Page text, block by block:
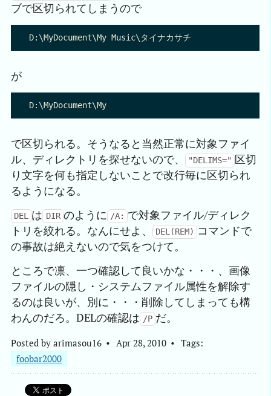
ブで区切られてしまうので
が
で区切られる。そうなると当然正常に対象ファイ
ル、ディレクトリを探せないので、
"DELIMS=" 区切
り文字を何も指定しないことで改行毎に区切られ
るようになる。
DEL は DIR のように /A: で対象ファイル/ディレク
トリを絞れる。なんにせよ、
DEL(REM) コマンドで
の事故は絶えないので気をつけて。
ところで凛、一つ確認して良いかな・・・、画像
ファイルの隠し・システムファイル属性を解除す
るのは良いが、別に・・・削除してしまっても構
わんのだろ。DELの確認は /P だ。
Posted by arimasou16 Apr 28, 2010
Tags:
foobar2000